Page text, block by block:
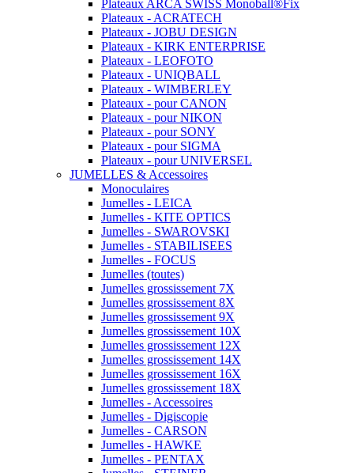
Plateaux ARCA SWISS Monoball®Fix
Plateaux - ACRATECH
Plateaux - JOBU DESIGN
Plateaux - KIRK ENTERPRISE
Plateaux - LEOFOTO
Plateaux - UNIQBALL
Plateaux - WIMBERLEY
Plateaux - pour CANON
Plateaux - pour NIKON
Plateaux - pour SONY
Plateaux - pour SIGMA
Plateaux - pour UNIVERSEL
JUMELLES & Accessoires
Monoculaires
Jumelles - LEICA
Jumelles - KITE OPTICS
Jumelles - SWAROVSKI
Jumelles - STABILISEES
Jumelles - FOCUS
Jumelles (toutes)
Jumelles grossissement 7X
Jumelles grossissement 8X
Jumelles grossissement 9X
Jumelles grossissement 10X
Jumelles grossissement 12X
Jumelles grossissement 14X
Jumelles grossissement 16X
Jumelles grossissement 18X
Jumelles - Accessoires
Jumelles - Digiscopie
Jumelles - CARSON
Jumelles - HAWKE
Jumelles - PENTAX